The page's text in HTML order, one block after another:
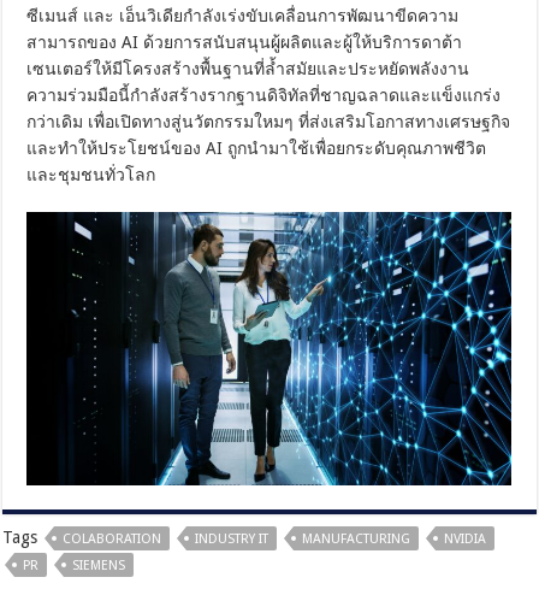
ซีเมนส์ และ เอ็นวิเดียกำลังเร่งขับเคลื่อนการพัฒนาขีดความ
สามารถของ AI ด้วยการสนับสนุนผู้ผลิตและผู้ให้บริการดาต้า
เซนเตอร์ให้มีโครงสร้างพื้นฐานที่ล้ำสมัยและประหยัดพลังงาน
ความร่วมมือนี้กำลังสร้างรากฐานดิจิทัลที่ชาญฉลาดและแข็งแกร่ง
กว่าเดิม เพื่อเปิดทางสู่นวัตกรรมใหมๆ ที่ส่งเสริมโอกาสทางเศรษฐกิจ
และทำให้ประโยชน์ของ AI ถูกนำมาใช้เพื่อยกระดับคุณภาพชีวิต
และชุมชนทั่วโลก
Tags COLABORATION INDUSTRY IT MANUFACTURING
NVIDIA
PR
SIEMENS